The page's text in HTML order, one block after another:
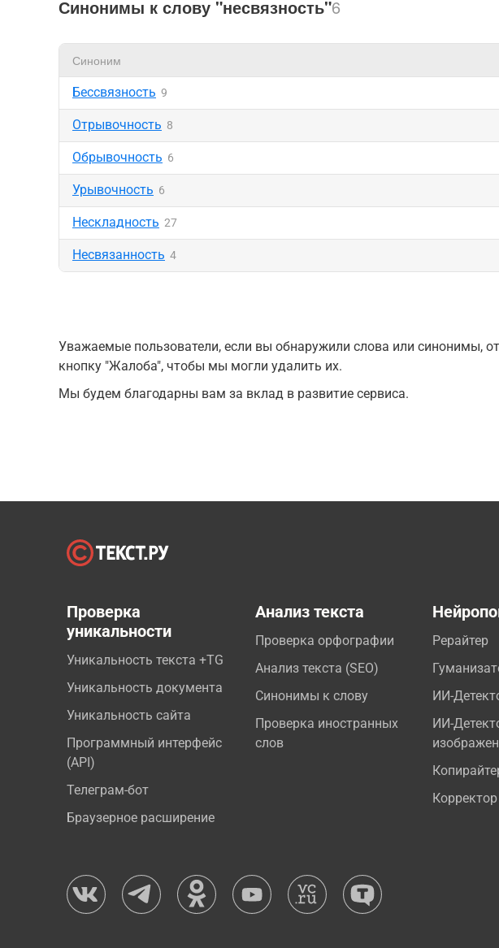
Синонимы к слову "несвязность"6
Синоним
Бессвязность 9
Отрывочность 8
Обрывочность 6
Урывочность 6
Нескладность 27
Несвязанность 4
Уважаемые пользователи, если вы обнаружили слова или синонимы,
кнопку "Жалоба", чтобы мы могли удалить их.
Мы будем благодарны вам за вклад в развитие сервиса.
Проверка
уникальности
Уникальность текста +TG
Уникальность документа
Уникальность сайта
Программный интерфейс
(API)
Телеграм-бот
Браузерное расширение
Анализ текста
Проверка орфографии
Анализ текста (SEO)
Синонимы к слову
Проверка иностранных
слов
Рерайтер
ИИ-
ИИ-
Корректор